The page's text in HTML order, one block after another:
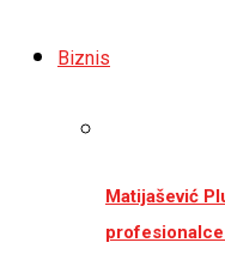
Biznis
Matijašević